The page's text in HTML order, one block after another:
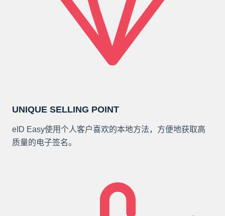
UNIQUE SELLING POINT
eID Easy使用个人客户喜欢的本地方法，方便地获取高
质量的电子签名。